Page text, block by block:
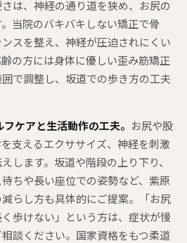
は、神経の通り道を狭め、お尻の
当院のバキバキしない矯正で骨
スを整え、神経が圧迫されにくい
の方には身体に優しい歪み筋矯正
で調整し、坂道での歩き方の工夫
ケアと生活動作の工夫。 お尻や股
支えるエクササイズ、神経を刺激
します。坂道や階段の上り下り、
ちや長い座位での姿勢など、紫原
らし方も具体的にご提案。「お尻
歩けない」という方は、症状が慢
談ください。国家資格をもつ柔道